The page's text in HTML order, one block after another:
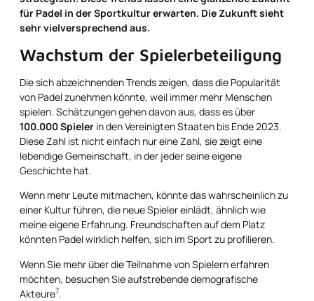
für Padel in der Sportkultur erwarten. Die Zukunft sieht
sehr vielversprechend aus.
Wachstum der Spielerbeteiligung
Die sich abzeichnenden Trends zeigen, dass die Popularität
von Padel zunehmen könnte, weil immer mehr Menschen
spielen. Schätzungen gehen davon aus, dass es über
100.000 Spieler in den Vereinigten Staaten bis Ende 2023.
Diese Zahl ist nicht einfach nur eine Zahl, sie zeigt eine
lebendige Gemeinschaft, in der jeder seine eigene
Geschichte hat.
Wenn mehr Leute mitmachen, könnte das wahrscheinlich zu
einer Kultur führen, die neue Spieler einlädt, ähnlich wie
meine eigene Erfahrung. Freundschaften auf dem Platz
könnten Padel wirklich helfen, sich im Sport zu profilieren.
Wenn Sie mehr über die Teilnahme von Spielern erfahren
möchten, besuchen Sieaufstrebende demografische
Akteure7.